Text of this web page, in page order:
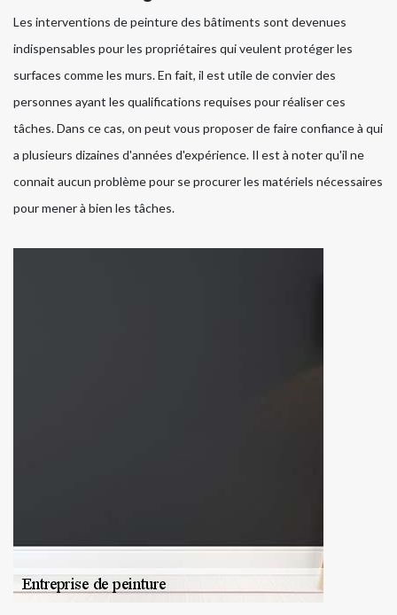
Les interventions de peinture des bâtiments sont devenues
indispensables pour les propriétaires qui veulent protéger les
surfaces comme les murs. En fait, il est utile de convier des
personnes ayant les qualifications requises pour réaliser ces
tâches. Dans ce cas, on peut vous proposer de faire confiance à qui
a plusieurs dizaines d'années d'expérience. Il est à noter qu'il ne
connait aucun problème pour se procurer les matériels nécessaires
pour mener à bien les tâches.